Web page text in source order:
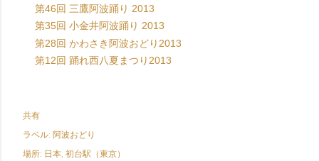
第46回 三鷹阿波踊り 2013
第35回 小金井阿波踊り 2013
第28回 かわさき阿波おどり2013
第12回 踊れ西八夏まつり2013
共有
ラベル: 阿波おどり
場所: 日本, 初台駅（東京）